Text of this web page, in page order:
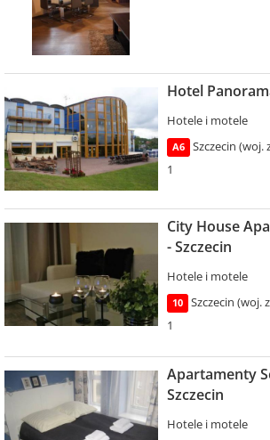
Hotel
Hotele i motele
A6
Szczecin
1
City House
- Szczecin
Hotele i motele
10
Szczecin (woj.
1
Apartamenty
Szczecin
Hotele i motele